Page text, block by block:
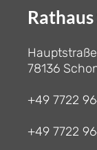
78136
+49 7722
+49 7722